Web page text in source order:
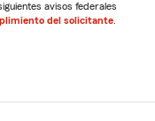
avisos federales
del solicitante